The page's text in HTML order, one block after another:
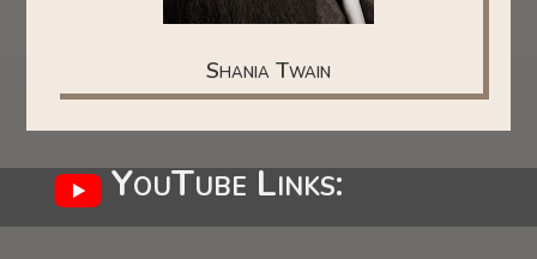
Shania Twain
YouTube Links: